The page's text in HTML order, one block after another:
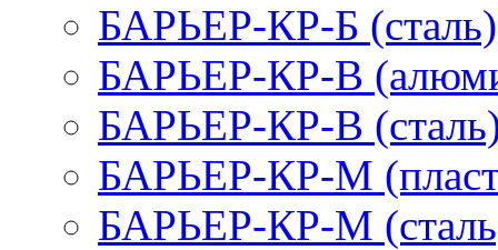
БАРЬЕР-КР-Б (сталь)
БАРЬЕР-КР-В
БАРЬЕР-КР-В
БАРЬЕР-КР-М
БАРЬЕР-КР-М